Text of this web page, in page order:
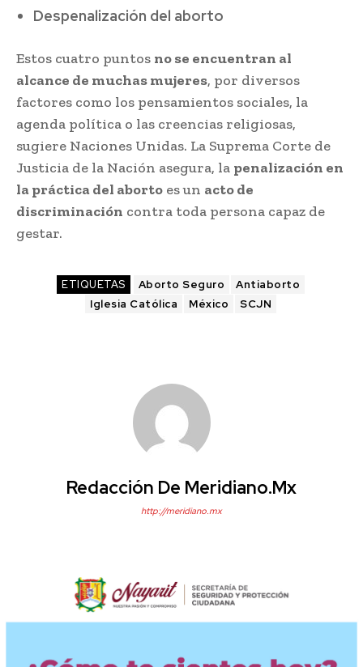
Despenalización del aborto
Estos cuatro puntos no se encuentran al
alcance de muchas mujeres, por diversos
factores como los pensamientos sociales, la
agenda política o las creencias religiosas,
sugiere Naciones Unidas. La Suprema Corte de
Justicia de la Nación asegura, la penalización en
la práctica del aborto es un acto de
discriminación contra toda persona capaz de
gestar.
ETIQUETAS Aborto Seguro
Antiaborto
Iglesia Católica
México SCJN
Redacción De Meridiano.mx
http://meridiano.mx